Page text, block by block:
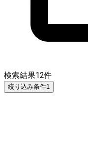
検索結果12件
絞り込み条件1